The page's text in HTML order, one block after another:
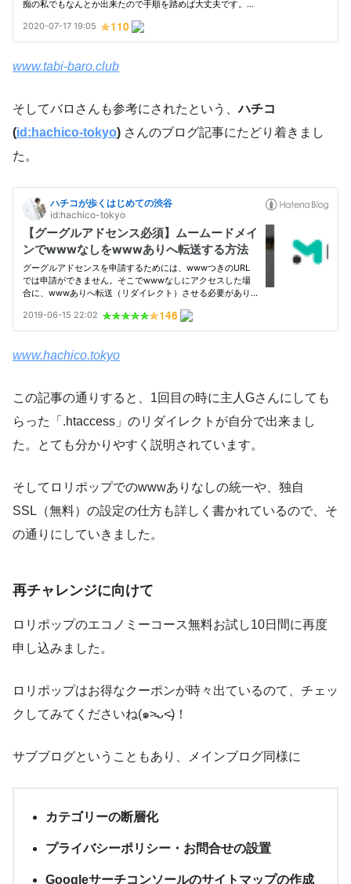
www.tabi-baro.club
そしてバロさんも参考にされたという、ハチコ
(id:hachico-tokyo) さんのブログ記事にたどり着きまし
た。
www.hachico.tokyo
この記事の通りすると、1回目の時に主人Gさんにしても
らった「.htaccess」のリダイレクトが自分で出来まし
た。とても分かりやすく説明されています。
そしてロリポップでのwwwありなしの統一や、独自
SSL（無料）の設定の仕方も詳しく書かれているので、そ
の通りにしていきました。
再チャレンジに向けて
ロリポップのエコノミーコース無料お試し10日間に再度
申し込みました。
ロリポップはお得なクーポンが時々出ているのて、チェッ
クしてみてくださいね(๑˃̵ᴗ˂̵)！
サブブログということもあり、メインブログ同様に
カテゴリーの断層化
プライバシーポリシー・お問合せの設置
Googleサーチコンソールのサイトマップの作成